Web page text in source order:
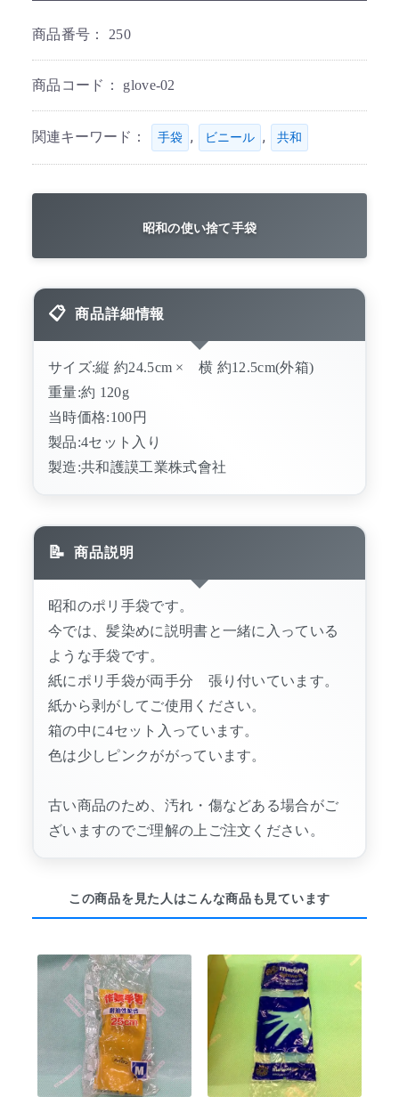
商品番号： 250
商品コード： glove-02
関連キーワード： 手袋 , ビニール , 共和
昭和の使い捨て手袋
商品詳細情報
サイズ:縦 約24.5cm × 横 約12.5cm(外箱)
重量:約 120g
当時価格:100円
製品:4セット入り
製造:共和護謨工業株式會社
商品説明
昭和のポリ手袋です。
今では、髪染めに説明書と一緒に入っている
ような手袋です。
紙にポリ手袋が両手分 張り付いています。
紙から剥がしてご使用ください。
箱の中に4セット入っています。
色は少しピンクががっています。
古い商品のため、汚れ・傷などある場合がご
ざいますのでご理解の上ご注文ください。
この商品を見た人はこんな商品も見ています